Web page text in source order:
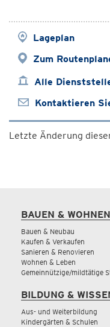
Lageplan
Zum
Alle
Kontaktieren
Letzte Änderung
BAUEN & WOHNEN
Bauen & Neubau
Kaufen & Verkaufen
Sanieren & Renovieren
Wohnen & Leben
Gemeinnützige/mildtätige
BILDUNG &
Aus- und Weiterbildung
Kindergärten & Schulen